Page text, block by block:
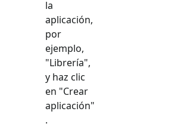
la
aplicación,
por
ejemplo,
"Librería",
y haz clic
en "Crear
aplicación"
.